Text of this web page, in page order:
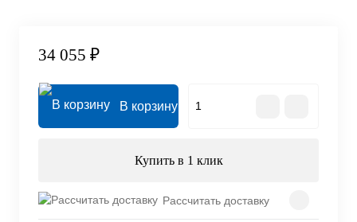
34 055 ₽
В корзину
Купить в 1 клик
Рассчитать доставку